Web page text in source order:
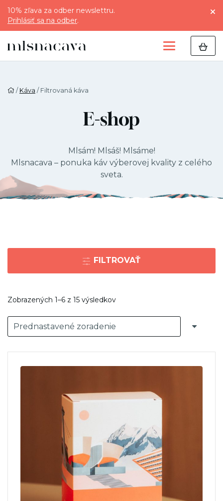
10% zľava za odber newslettru.
Prihlásiť sa na odber.
/ Káva / Filtrovaná káva
E-shop
Mlsám! Mlsáš! Mlsáme!
Mlsnacava – ponuka káv výberovej kvality z celého
sveta.
FILTROVAŤ
Zobrazených 1–6 z 15 výsledkov